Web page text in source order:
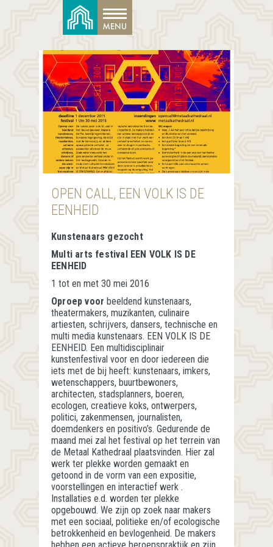
OPEN CALL, EEN VOLK IS DE
EENHEID
Kunstenaars gezocht
Multi arts festival EEN VOLK IS DE
EENHEID
1 tot en met 30 mei 2016
Oproep voor beeldend kunstenaars,
theatermakers, muzikanten, culinaire
artiesten, schrijvers, dansers, technische en
multi media kunstenaars. EEN VOLK IS DE
EENHEID. Een multidisciplinair
kunstenfestival voor en door iedereen die
iets met de bij heeft: kunstenaars, imkers,
wetenschappers, buurtbewoners,
architecten, stadsplanners, boeren,
ecologen, creatieve koks, ontwerpers,
politici, zakenmensen, journalisten,
doemdenkers en positivo’s. Gedurende de
maand mei zal het festival op het terrein van
de Metaal Kathedraal plaatsvinden. Hier zal
werk ter plekke worden gemaakt en
getoond in de vorm van een expositie,
voorstellingen en interactief werk .
Installaties e.d. worden ter plekke
opgebouwd. We zijn op zoek naar makers
met een sociaal, politieke en/of ecologische
betrokkenheid en bevlogenheid. De makers